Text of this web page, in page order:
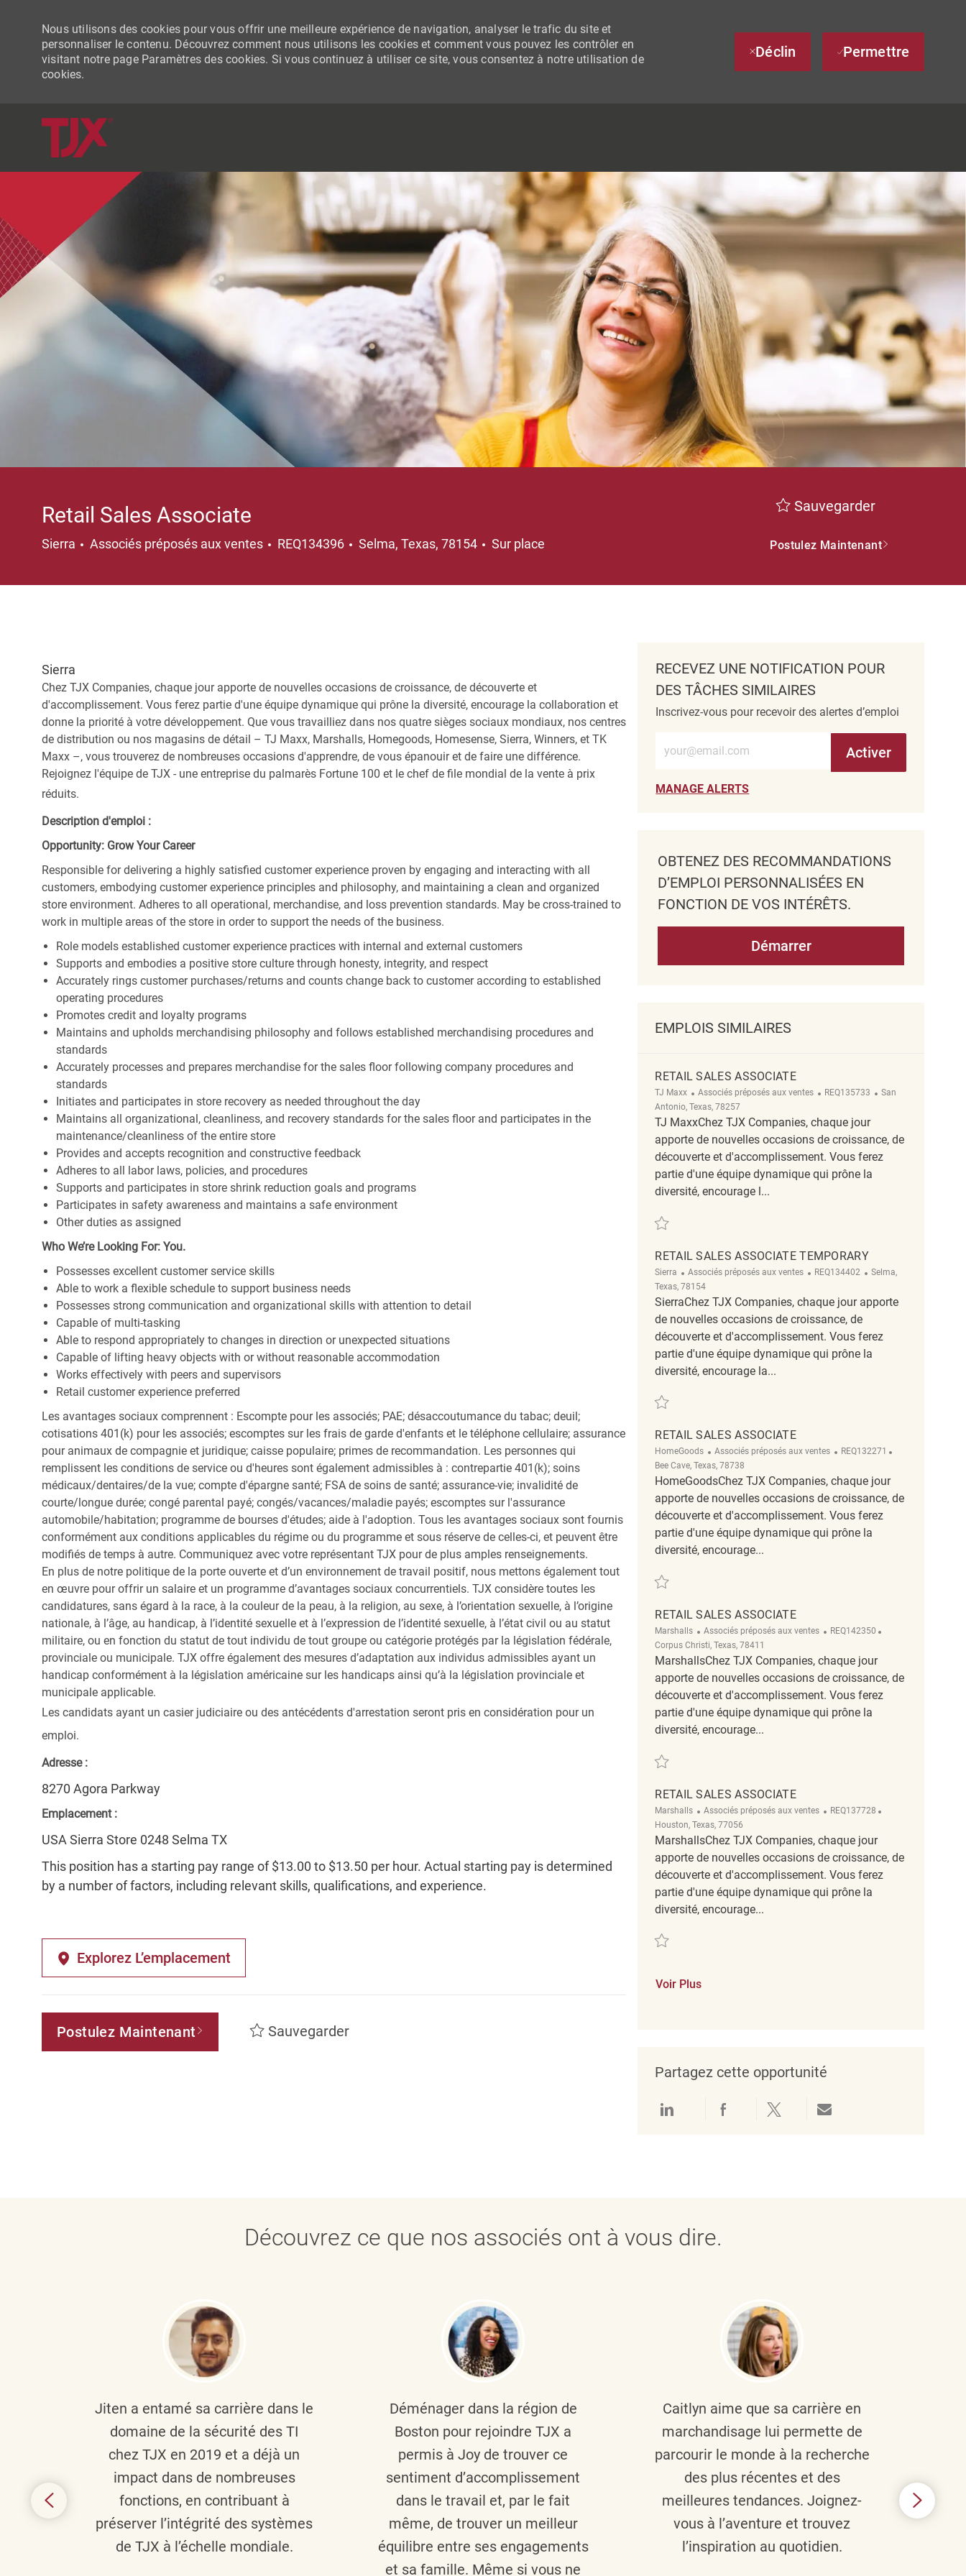
Nous utilisons des cookies pour vous offrir une meilleure expérience de navigation, analyser le trafic du site et
personnaliser le contenu. Découvrez comment nous utilisons les cookies et comment vous pouvez les contrôler en
visitant notre page Paramètres des cookies. Si vous continuez à utiliser ce site, vous consentez à notre utilisation de
cookies.
Déclin Permettre
Retail Sales Associate
Sierra Catégorie
Associés préposés aux ventes REQ134396 Emplacement
Selma, Texas, 78154 Sur place
Sauvegarder
Postulez Maintenant
Sierra
Chez TJX Companies, chaque jour apporte de nouvelles occasions de croissance, de découverte et
d'accomplissement. Vous ferez partie d'une équipe dynamique qui prône la diversité, encourage la collaboration et
donne la priorité à votre développement. Que vous travailliez dans nos quatre sièges sociaux mondiaux, nos centres
de distribution ou nos magasins de détail – TJ Maxx, Marshalls, Homegoods, Homesense, Sierra, Winners, et TK
Maxx –, vous trouverez de nombreuses occasions d'apprendre, de vous épanouir et de faire une différence.
Rejoignez l'équipe de TJX - une entreprise du palmarès Fortune 100 et le chef de file mondial de la vente à prix
réduits.
Description d'emploi :
Opportunity: Grow Your Career
Responsible for delivering a highly satisfied customer experience proven by engaging and interacting with all
customers, embodying customer experience principles and philosophy, and maintaining a clean and organized
store environment. Adheres to all operational, merchandise, and loss prevention standards. May be cross-trained to
work in multiple areas of the store in order to support the needs of the business.
Role models established customer experience practices with internal and external customers
Supports and embodies a positive store culture through honesty, integrity, and respect
Accurately rings customer purchases/returns and counts change back to customer according to established
operating procedures
Promotes credit and loyalty programs
Maintains and upholds merchandising philosophy and follows established merchandising procedures and
standards
Accurately processes and prepares merchandise for the sales floor following company procedures and
standards
Initiates and participates in store recovery as needed throughout the day
Maintains all organizational, cleanliness, and recovery standards for the sales floor and participates in the
maintenance/cleanliness of the entire store
Provides and accepts recognition and constructive feedback
Adheres to all labor laws, policies, and procedures
Supports and participates in store shrink reduction goals and programs
Participates in safety awareness and maintains a safe environment
Other duties as assigned
Who We’re Looking For: You.
Possesses excellent customer service skills
Able to work a flexible schedule to support business needs
Possesses strong communication and organizational skills with attention to detail
Capable of multi-tasking
Able to respond appropriately to changes in direction or unexpected situations
Capable of lifting heavy objects with or without reasonable accommodation
Works effectively with peers and supervisors
Retail customer experience preferred
Les avantages sociaux comprennent : Escompte pour les associés; PAE; désaccoutumance du tabac; deuil;
cotisations 401(k) pour les associés; escomptes sur les frais de garde d'enfants et le téléphone cellulaire; assurance
pour animaux de compagnie et juridique; caisse populaire; primes de recommandation. Les personnes qui
remplissent les conditions de service ou d'heures sont également admissibles à : contrepartie 401(k); soins
médicaux/dentaires/de la vue; compte d'épargne santé; FSA de soins de santé; assurance-vie; invalidité de
courte/longue durée; congé parental payé; congés/vacances/maladie payés; escomptes sur l'assurance
automobile/habitation; programme de bourses d'études; aide à l'adoption. Tous les avantages sociaux sont fournis
conformément aux conditions applicables du régime ou du programme et sous réserve de celles-ci, et peuvent être
modifiés de temps à autre. Communiquez avec votre représentant TJX pour de plus amples renseignements.
En plus de notre politique de la porte ouverte et d’un environnement de travail positif, nous mettons également tout
en œuvre pour offrir un salaire et un programme d’avantages sociaux concurrentiels. TJX considère toutes les
candidatures, sans égard à la race, à la couleur de la peau, à la religion, au sexe, à l’orientation sexuelle, à l’origine
nationale, à l’âge, au handicap, à l’identité sexuelle et à l’expression de l’identité sexuelle, à l’état civil ou au statut
militaire, ou en fonction du statut de tout individu de tout groupe ou catégorie protégés par la législation fédérale,
provinciale ou municipale. TJX offre également des mesures d’adaptation aux individus admissibles ayant un
handicap conformément à la législation américaine sur les handicaps ainsi qu’à la législation provinciale et
municipale applicable.
Les candidats ayant un casier judiciaire ou des antécédents d'arrestation seront pris en considération pour un
emploi.
Adresse :
8270 Agora Parkway
Emplacement :
USA Sierra Store 0248 Selma TX
This position has a starting pay range of $13.00 to $13.50 per hour. Actual starting pay is determined
by a number of factors, including relevant skills, qualifications, and experience.
Explorez L’emplacement
Postulez Maintenant Sauvegarder
RECEVEZ UNE NOTIFICATION POUR
DES TÂCHES SIMILAIRES
Inscrivez-vous pour recevoir des alertes d’emploi
Entrez l’adresse e-mail (obligatoire)
Activer
MANAGE ALERTS
OBTENEZ DES RECOMMANDATIONS
D’EMPLOI PERSONNALISÉES EN
FONCTION DE VOS INTÉRÊTS.
Démarrer
EMPLOIS SIMILAIRES
RETAIL SALES ASSOCIATE
TJ Maxx Catégorie
Associés préposés aux ventes ReqId
REQ135733 Emplacement
San
Antonio, Texas, 78257
TJ MaxxChez TJX Companies, chaque jour
apporte de nouvelles occasions de croissance, de
découverte et d'accomplissement. Vous ferez
partie d'une équipe dynamique qui prône la
diversité, encourage l...
RETAIL SALES ASSOCIATE TEMPORARY
Sierra Catégorie
Associés préposés aux ventes ReqId
REQ134402 Emplacement
Selma,
Texas, 78154
SierraChez TJX Companies, chaque jour apporte
de nouvelles occasions de croissance, de
découverte et d'accomplissement. Vous ferez
partie d'une équipe dynamique qui prône la
diversité, encourage la...
Sauvegarder Retail Sales Associate Temporary REQ134402
RETAIL SALES ASSOCIATE
HomeGoods Catégorie
Associés préposés aux ventes ReqId
REQ132271
Bee Cave, Texas, 78738
HomeGoodsChez TJX Companies, chaque jour
apporte de nouvelles occasions de croissance, de
découverte et d'accomplissement. Vous ferez
partie d'une équipe dynamique qui prône la
diversité, encourage...
Sauvegarder Retail Sales Associate REQ132271
RETAIL SALES ASSOCIATE
Marshalls Catégorie
Associés préposés aux ventes ReqId
REQ142350
Corpus Christi, Texas, 78411
MarshallsChez TJX Companies, chaque jour
apporte de nouvelles occasions de croissance, de
découverte et d'accomplissement. Vous ferez
partie d'une équipe dynamique qui prône la
diversité, encourage...
Sauvegarder Retail Sales Associate REQ142350
RETAIL SALES ASSOCIATE
Marshalls Catégorie
Associés préposés aux ventes ReqId
REQ137728
Houston, Texas, 77056
MarshallsChez TJX Companies, chaque jour
apporte de nouvelles occasions de croissance, de
découverte et d'accomplissement. Vous ferez
partie d'une équipe dynamique qui prône la
diversité, encourage...
Sauvegarder Retail Sales Associate REQ137728
Voir Plus
Partagez cette opportunité
Partager via LinkedInPartager via Facebook
Partager via twitterPartager par e-mail
Découvrez ce que nos associés ont à vous dire.
Jiten a entamé sa carrière dans le
domaine de la sécurité des TI
chez TJX en 2019 et a déjà un
impact dans de nombreuses
fonctions, en contribuant à
préserver l’intégrité des systèmes
de TJX à l’échelle mondiale.
Déménager dans la région de
Boston pour rejoindre TJX a
permis à Joy de trouver ce
sentiment d’accomplissement
dans le travail et, par le fait
même, de trouver un meilleur
équilibre entre ses engagements
et sa famille. Même si vous ne
Caitlyn aime que sa carrière en
marchandisage lui permette de
parcourir le monde à la recherche
des plus récentes et des
meilleures tendances. Joignez-
vous à l’aventure et trouvez
l’inspiration au quotidien.